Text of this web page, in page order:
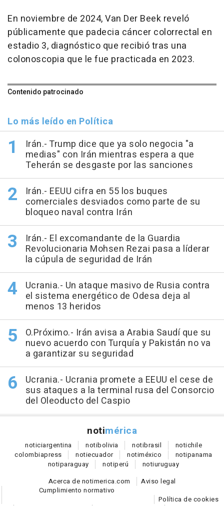
En noviembre de 2024, Van Der Beek reveló
públicamente que padecia cáncer colorrectal en
estadio 3, diagnóstico que recibió tras una
colonoscopia que le fue practicada en 2023.
Contenido patrocinado
Lo más leído en Política
Irán.- Trump dice que ya solo negocia "a
medias" con Irán mientras espera a que
Teherán se desgaste por las sanciones
Irán.- EEUU cifra en 55 los buques
comerciales desviados como parte de su
bloqueo naval contra Irán
Irán.- El excomandante de la Guardia
Revolucionaria Mohsen Rezai pasa a líderar
la cúpula de seguridad de Irán
Ucrania.- Un ataque masivo de Rusia contra
el sistema energético de Odesa deja al
menos 13 heridos
O.Próximo.- Irán avisa a Arabia Saudí que su
nuevo acuerdo con Turquía y Pakistán no va
a garantizar su seguridad
Ucrania.- Ucrania promete a EEUU el cese de
sus ataques a la terminal rusa del Consorcio
del Oleoducto del Caspio
notimérica
noticiargentina notibolivia notibrasil notichile
colombiapress notiecuador notiméxico notipanama
notiparaguay notiperú notiuruguay
Acerca de notimerica.com
Aviso legal
Cumplimiento normativo
Política de cookies